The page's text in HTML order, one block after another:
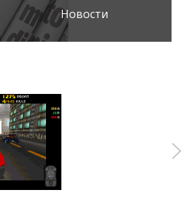
Новости